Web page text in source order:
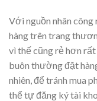
Với nguồn nhân
hàng trên trang
vì thế cũng rẻ hơn rất
buôn thường đặt
nhiên, để tránh mua
thể tự đăng ký tài